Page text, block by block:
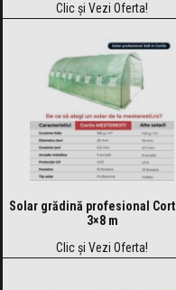
Clic și Vezi Oferta!
Solar grădină profesional
3×8 m
Clic și Vezi Oferta!